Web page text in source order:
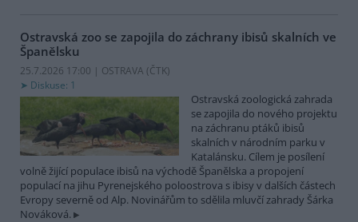
Ostravská zoo se zapojila do záchrany ibisů skalních ve
Španělsku
25.7.2026 17:00 | OSTRAVA (ČTK)
Diskuse: 1
Ostravská zoologická zahrada
se zapojila do nového projektu
na záchranu ptáků ibisů
skalních v národním parku v
Katalánsku. Cílem je posílení
volně žijící populace ibisů na východě Španělska a propojení
populací na jihu Pyrenejského poloostrova s ibisy v dalších částech
Evropy severně od Alp. Novinářům to sdělila mluvčí zahrady Šárka
Nováková.